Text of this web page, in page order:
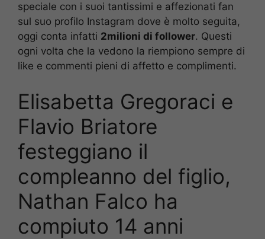
speciale con i suoi tantissimi e affezionati fan
sul suo profilo Instagram dove è molto seguita,
oggi conta infatti 2milioni di follower. Questi
ogni volta che la vedono la riempiono sempre di
like e commenti pieni di affetto e complimenti.
Elisabetta Gregoraci e
Flavio Briatore
festeggiano il
compleanno del figlio,
Nathan Falco ha
compiuto 14 anni